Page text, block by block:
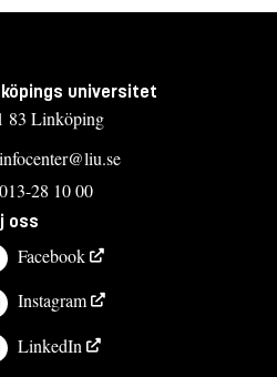
universitet
83 Linköping
infocenter@liu.se
013-28 10 00
oss
Facebook
Instagram
LinkedIn